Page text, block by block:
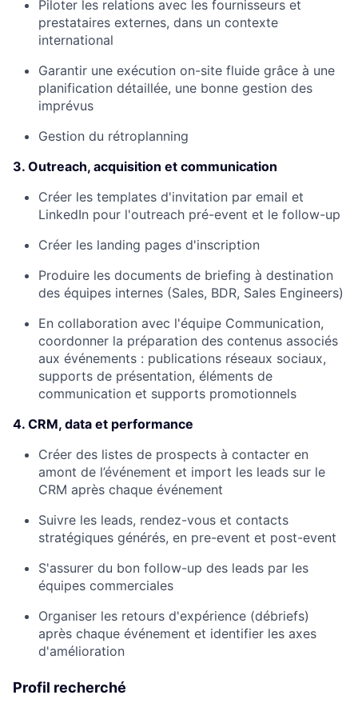
Piloter les relations avec les fournisseurs et
prestataires externes, dans un contexte
international
Garantir une exécution on-site fluide grâce à une
planification détaillée, une bonne gestion des
imprévus
Gestion du rétroplanning
3. Outreach, acquisition et communication
Créer les templates d'invitation par email et
LinkedIn pour l'outreach pré-event et le follow-up
Créer les landing pages d'inscription
Produire les documents de briefing à destination
des équipes internes (Sales, BDR, Sales Engineers)
En collaboration avec l'équipe Communication,
coordonner la préparation des contenus associés
aux événements : publications réseaux sociaux,
supports de présentation, éléments de
communication et supports promotionnels
4. CRM, data et performance
Créer des listes de prospects à contacter en
amont de l’événement et import les leads sur le
CRM après chaque événement
Suivre les leads, rendez-vous et contacts
stratégiques générés, en pre-event et post-event
S'assurer du bon follow-up des leads par les
équipes commerciales
Organiser les retours d'expérience (débriefs)
après chaque événement et identifier les axes
d'amélioration
Profil recherché